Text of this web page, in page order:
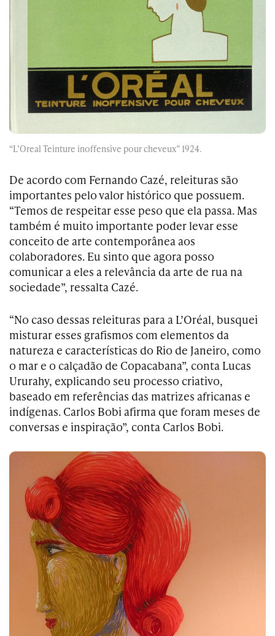
“L’Oreal Teinture inoffensive pour cheveux” 1924.
De acordo com Fernando Cazé, releituras são
importantes pelo valor histórico que possuem.
“Temos de respeitar esse peso que ela passa. Mas
também é muito importante poder levar esse
conceito de arte contemporânea aos
colaboradores. Eu sinto que agora posso
comunicar a eles a relevância da arte de rua na
sociedade”, ressalta Cazé.
“No caso dessas releituras para a L’Oréal, busquei
misturar esses grafismos com elementos da
natureza e características do Rio de Janeiro, como
o mar e o calçadão de Copacabana”, conta Lucas
Ururahy, explicando seu processo criativo,
baseado em referências das matrizes africanas e
indígenas. Carlos Bobi afirma que foram meses de
conversas e inspiração”, conta Carlos Bobi.